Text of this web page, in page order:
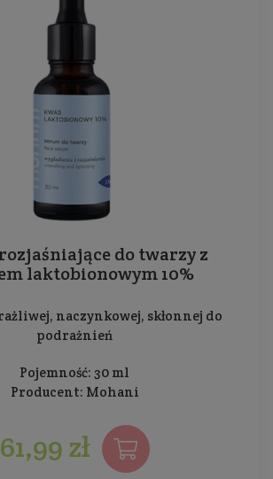
do twarzy z
laktobionowym 10%
naczynkowej, skłonnej do
podrażnień
Pojemność: 30 ml
Producent: Mohani
61,99 zł